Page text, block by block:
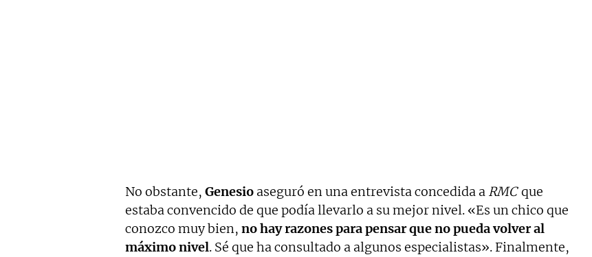
No obstante, Genesio aseguró en una entrevista concedida a RMCque
estaba convencido de que podía llevarlo a su mejor nivel. «Es un chico que
conozco muy bien, no hay razones para pensar que no pueda volver al
máximo nivel. Sé que ha consultado a algunos especialistas». Finalmente,